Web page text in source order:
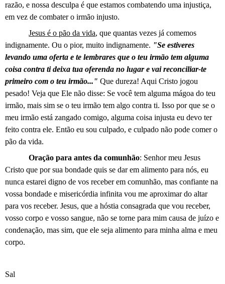
razão, e nossa desculpa é que estamos combatendo uma injustiça,
em vez de combater o irmão injusto.
Jesus é o pão da vida, que quantas vezes já comemos
indignamente. Ou o pior, muito indignamente. "Se estiveres
levando uma oferta e te lembrares que o teu irmão tem alguma
coisa contra ti deixa tua oferenda no lugar e vai reconciliar-te
primeiro com o teu irmão..." Que dureza! Aqui Cristo jogou
pesado! Veja que Ele não disse: Se você tem alguma mágoa do teu
irmão, mais sim se o teu irmão tem algo contra ti. Isso por que se o
meu irmão está zangado comigo, alguma coisa injusta eu devo ter
feito contra ele. Então eu sou culpado, e culpado não pode comer o
pão da vida.
Oração para antes da comunhão: Senhor meu Jesus
Cristo que por sua bondade quis se dar em alimento para nós, eu
nunca estarei digno de vos receber em comunhão, mas confiante na
vossa bondade e misericórdia infinita vou me aproximar do altar
para vos receber. Jesus, que a hóstia consagrada que vou receber,
vosso corpo e vosso sangue, não se torne para mim causa de juízo e
condenação, mas sim, que ele seja alimento para minha alma e meu
corpo.
Sal